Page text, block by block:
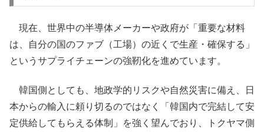
現在、世界中の半導体メーカーや政府が「重要な材料
は、自分の国のファブ（工場）の近くで生産・確保する」
というサプライチェーンの強靭化を進めています。
韓国側としても、地政学的リスクや自然災害に備え、日
本からの輸入に頼り切るのではなく「韓国内で完結して安
定供給してもらえる体制」を強く望んでおり、トクヤマ側